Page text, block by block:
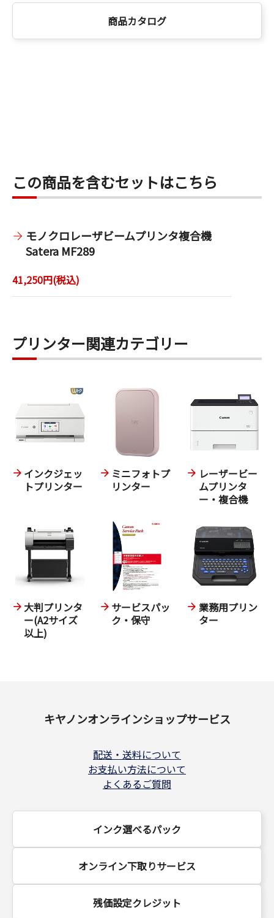
商品カタログ
この商品を含むセットはこちら
モノクロレーザビームプリンタ複合機
Satera MF289
41,250円(税込)
プリンター関連カテゴリー
インクジェッ
トプリンター
ミニフォトプ
リンター
レーザービー
ムプリンタ
ー・複合機
大判プリンタ
ー(A2サイズ
以上)
サービスパッ
ク・保守
業務用プリン
ター
キヤノンオンラインショップサービス
配送・送料について
お支払い方法について
よくあるご質問
インク選べるパック
オンライン下取りサービス
残価設定クレジット